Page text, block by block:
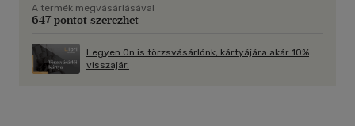
A termék megvásárlásával
647 pontot szerezhet
Legyen Ön is törzsvásárlónk, kártyájára akár 10%
visszajár.